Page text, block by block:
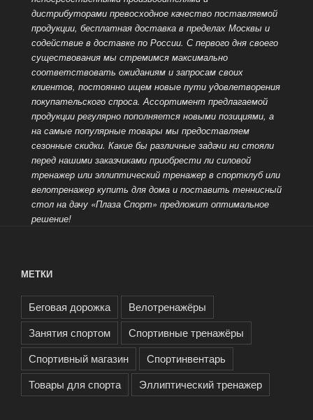
дистрибуторами превосходное качество поставляемой
продукции, бесплатная доставка в пределах Москвы и
содействие в доставке по России. С первого дня своего
существования мы стремимся максимально
соответствовать ожиданиям и запросам своих
клиентов, постоянно ищем новые пути удовлетворения
покупательского спроса. Ассортимент предлагаемой
продукции регулярно пополняется новыми позициями, а
на самые популярные товары мы предоставляем
сезонные скидки. Какие бы различные задачи ни стояли
перед нашими заказчиками приобрести ли силовой
тренажер или эллиптический тренажер в спортклуб или
велотренажер купить для дома и поставить теннисный
стол на дачу «Плаза Спорт» предложит оптимальное
решение!
МЕТКИ
Беговая дорожка
Велотренажёры
Занятия спортом
Спортивные тренажёры
Спортивный магазин
Спортинвентарь
Товары для спорта
Эллиптический тренажер